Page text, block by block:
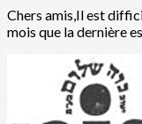
Chers amis,Il est
mois que la dernière